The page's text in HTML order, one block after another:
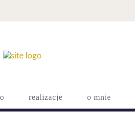
realizacje o mnie